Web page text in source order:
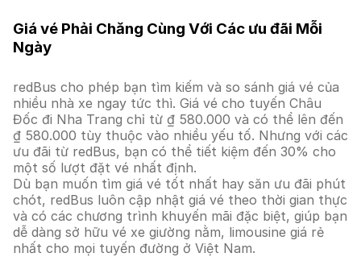
Giá vé Phải Chăng Cùng Với Các ưu đãi Mỗi
Ngày
redBus cho phép bạn tìm kiếm và so sánh giá vé của
nhiều nhà xe ngay tức thì. Giá vé cho tuyến Châu
Đốc đi Nha Trang chỉ từ ₫ 580.000 và có thể lên đến
₫ 580.000 tùy thuộc vào nhiều yếu tố. Nhưng với các
ưu đãi từ redBus, bạn có thể tiết kiệm đến 30% cho
một số lượt đặt vé nhất định.
Dù bạn muốn tìm giá vé tốt nhất hay săn ưu đãi phút
chót, redBus luôn cập nhật giá vé theo thời gian thực
và có các chương trình khuyến mãi đặc biệt, giúp bạn
dễ dàng sở hữu vé xe giường nằm, limousine giá rẻ
nhất cho mọi tuyến đường ở Việt Nam.